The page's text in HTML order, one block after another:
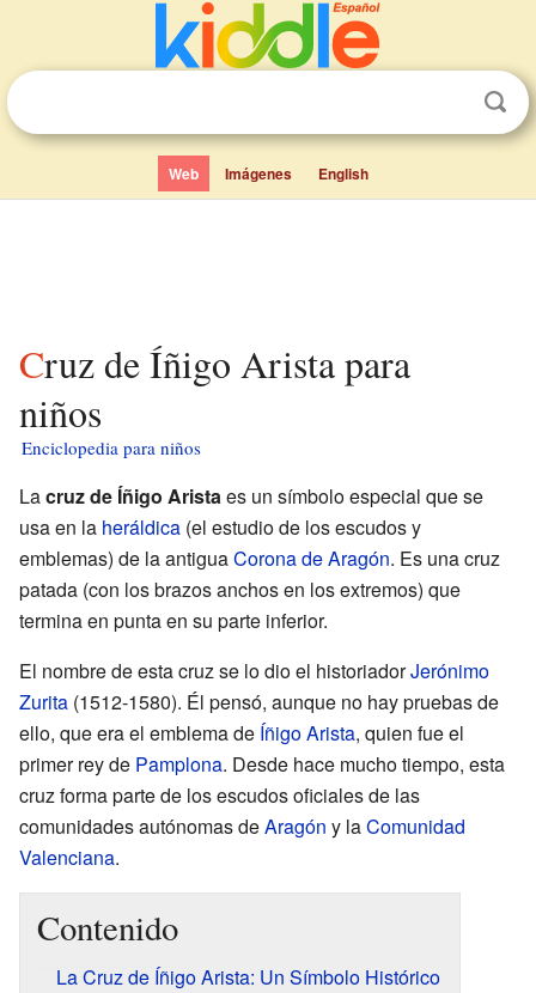
Web Imágenes English
Cruz de Íñigo Arista para
niños
Enciclopedia para niños
Lacruz de Íñigo Aristaes un símbolo especial que se
usa en la heráldica (el estudio de los escudos y
emblemas) de la antiguaCorona de Aragón. Es una cruz
patada (con los brazos anchos en los extremos) que
termina en punta en su parte inferior.
El nombre de esta cruz se lo dio el historiadorJerónimo
Zurita (1512-1580). Él pensó, aunque no hay pruebas de
ello, que era el emblema de Íñigo Arista, quien fue el
primer rey de Pamplona. Desde hace mucho tiempo, esta
cruz forma parte de los escudos oficiales de las
comunidades autónomas deAragón y laComunidad
Valenciana.
Contenido
La Cruz de Íñigo Arista: Un Símbolo Histórico